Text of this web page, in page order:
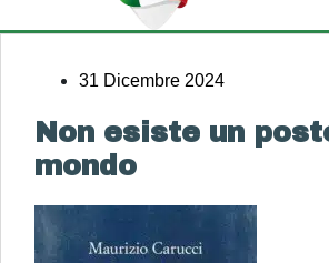
31 Dicembre 2024
Non esiste un
mondo